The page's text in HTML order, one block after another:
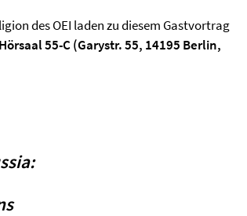
des OEI laden zu diesem Gastvortrag
55-C (Garystr. 55, 14195 Berlin,
: